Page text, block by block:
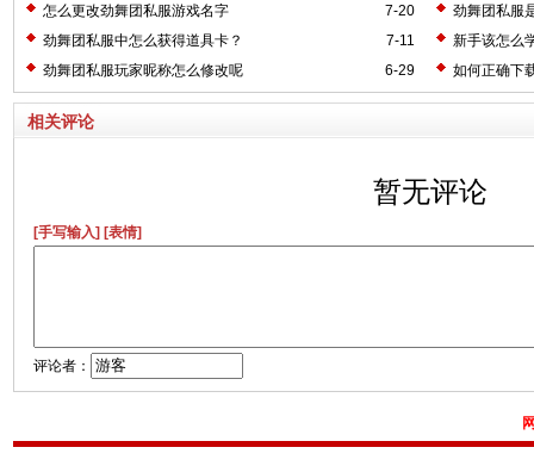
7-20
怎么更改劲舞团私服游戏名字
劲舞团私服
7-11
劲舞团私服中怎么获得道具卡？
新手该怎么
6-29
劲舞团私服玩家昵称怎么修改呢 如何正确下
相关评论
暂无评论
[手写输入] [表情]
评论者：